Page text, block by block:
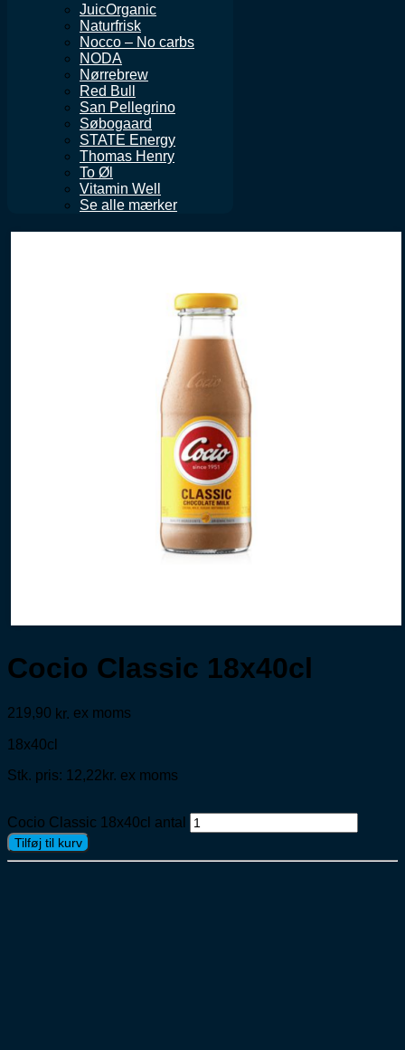
JuicOrganic
Naturfrisk
Nocco – No carbs
NODA
Nørrebrew
Red Bull
San Pellegrino
Søbogaard
STATE Energy
Thomas Henry
To Øl
Vitamin Well
Se alle mærker
Cocio Classic 18x40cl
219,90 kr. ex moms
18x40cl
Stk. pris: 12,22kr. ex moms
Cocio Classic 18x40cl antal
Tilføj til kurv